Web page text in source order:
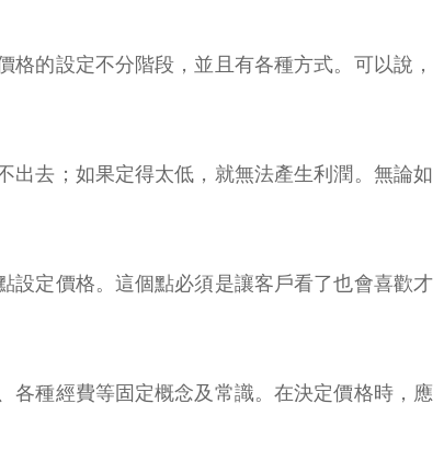
的設定不分階段，並且有各種方式。可以說，
出去；如果定得太低，就無法產生利潤。無論如
設定價格。這個點必須是讓客戶看了也會喜歡才
各種經費等固定概念及常識。在決定價格時，應